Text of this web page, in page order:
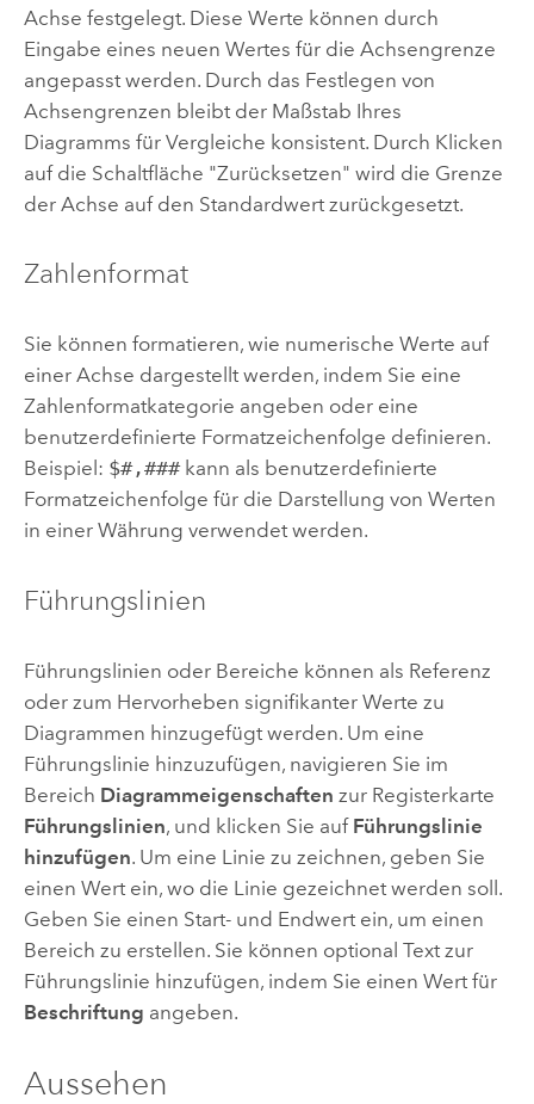
Achse festgelegt. Diese Werte können durch
Eingabe eines neuen Wertes für die Achsengrenze
angepasst werden. Durch das Festlegen von
Achsengrenzen bleibt der Maßstab Ihres
Diagramms für Vergleiche konsistent. Durch Klicken
auf die Schaltfläche "Zurücksetzen" wird die Grenze
der Achse auf den Standardwert zurückgesetzt.
Zahlenformat
Sie können formatieren, wie numerische Werte auf
einer Achse dargestellt werden, indem Sie eine
Zahlenformatkategorie angeben oder eine
benutzerdefinierte Formatzeichenfolge definieren.
Beispiel: $#,###kann als benutzerdefinierte
Formatzeichenfolge für die Darstellung von Werten
in einer Währung verwendet werden.
Führungslinien
Führungslinien oder Bereiche können als Referenz
oder zum Hervorheben signifikanter Werte zu
Diagrammen hinzugefügt werden. Um eine
Führungslinie hinzuzufügen, navigieren Sie im
Bereich Diagrammeigenschaften zur Registerkarte
Führungslinien, und klicken Sie auf Führungslinie
hinzufügen. Um eine Linie zu zeichnen, geben Sie
einen Wert ein, wo die Linie gezeichnet werden soll.
Geben Sie einen Start- und Endwert ein, um einen
Bereich zu erstellen. Sie können optional Text zur
Führungslinie hinzufügen, indem Sie einen Wert für
Beschriftung angeben.
Aussehen